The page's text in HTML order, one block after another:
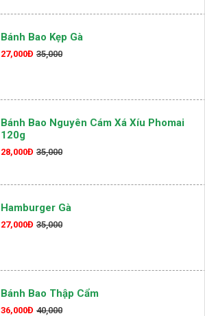
Bánh Bao Kẹp Gà
27,000Đ 35,000
Bánh Bao Nguyên Cám Xá Xíu Phomai
120g
28,000Đ 35,000
Hamburger Gà
27,000Đ 35,000
Bánh Bao Thập Cẩm
36,000Đ 40,000